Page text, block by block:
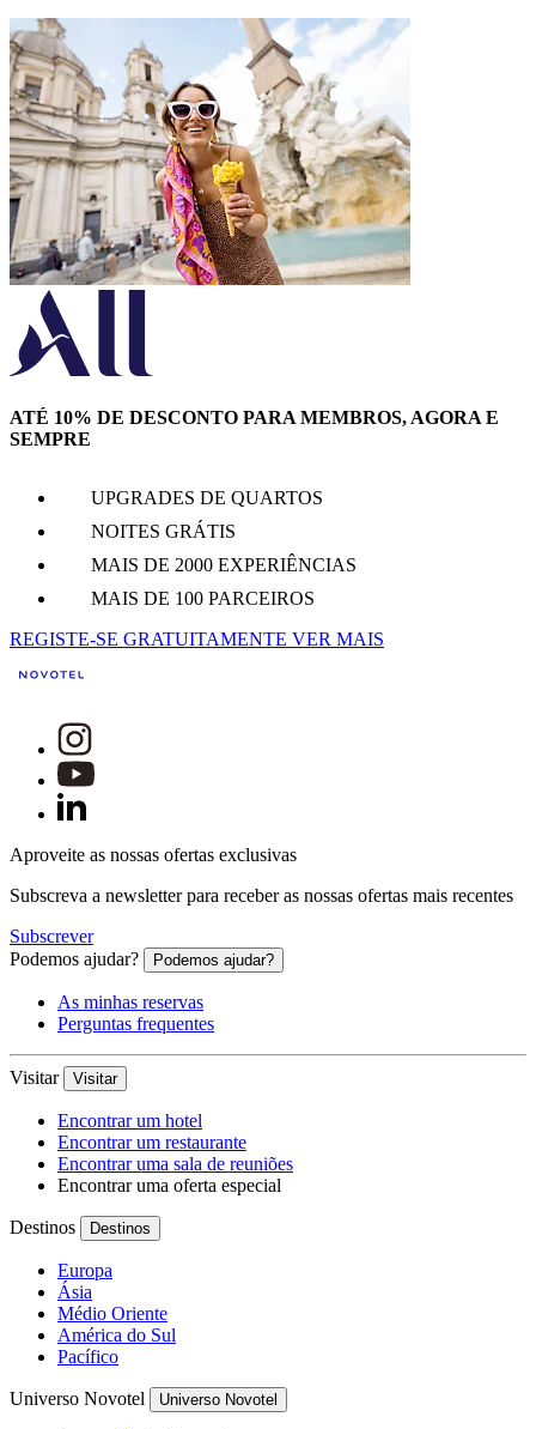
ATÉ 10% DE DESCONTO PARA MEMBROS, AGORA E
SEMPRE
UPGRADES DE QUARTOS
NOITES GRÁTIS
MAIS DE 2000 EXPERIÊNCIAS
MAIS DE 100 PARCEIROS
REGISTE-SE GRATUITAMENTE VER MAIS
Aproveite as nossas ofertas exclusivas
Subscreva a newsletter para receber as nossas ofertas mais recentes
Subscrever
Podemos ajudar?
Podemos ajudar?
As minhas reservas
Perguntas frequentes
Visitar Visitar
Encontrar um hotel
Encontrar um restaurante
Encontrar uma sala de reuniões
Encontrar uma oferta especial
Destinos Destinos
Europa
Ásia
Médio Oriente
América do Sul
Pacífico
Universo Novotel Universo Novotel